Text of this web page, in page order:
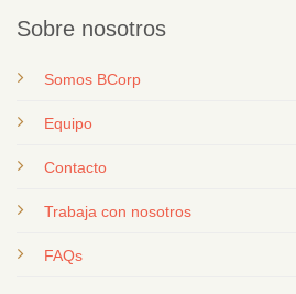
Sobre nosotros
Somos BCorp
Equipo
Contacto
Trabaja con nosotros
FAQs